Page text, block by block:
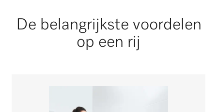
De belangrijkste voordelen
op een rij